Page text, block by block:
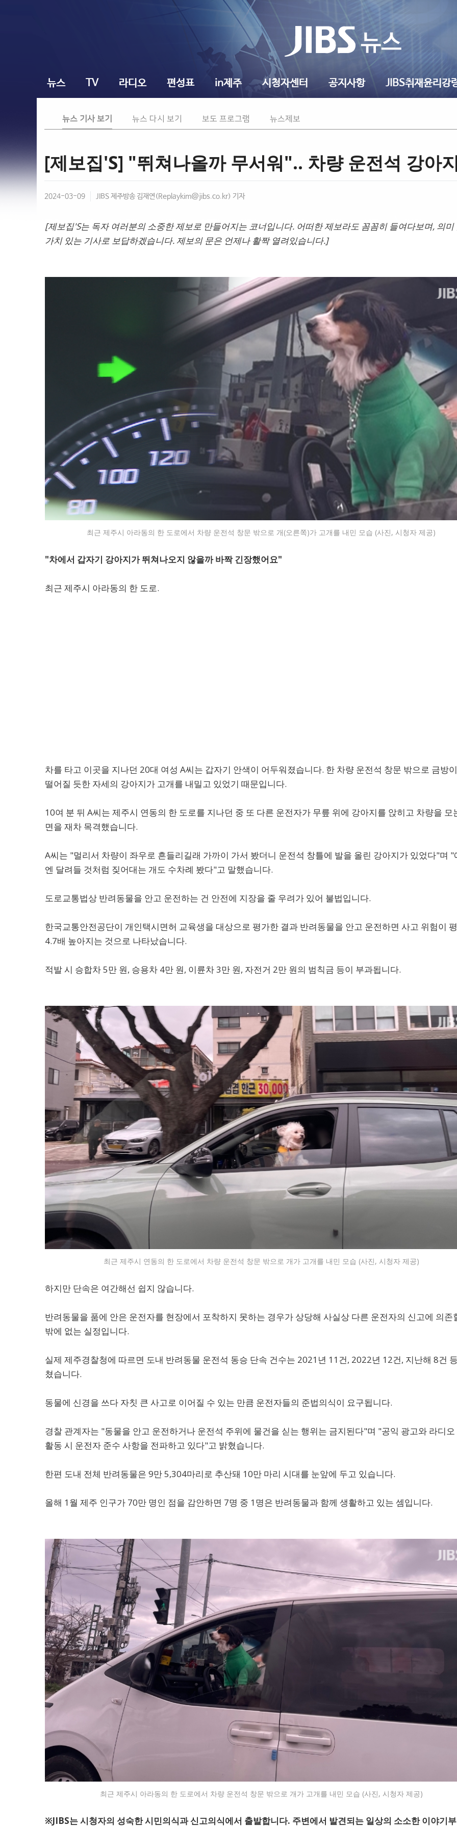
뉴스 TV 라디오 편성표 in제주 시청자센터 공지사항 JIBS취재윤리강
뉴스 기사 보기 뉴스 다시 보기 보도 프로그램 뉴스제보
[제보집'S] "뛰쳐나올까 무서워".. 차량 운전석 강아
2024-03-09 JIBS 제주방송 김재연(Replaykim@jibs.co.kr) 기자
[제보집'S는 독자 여러분의 소중한 제보로 만들어지는 코너입니다. 어떠한 제보라도 꼼꼼히 들여다보며, 의미
가치 있는 기사로 보답하겠습니다. 제보의 문은 언제나 활짝 열려있습니다.]
최근 제주시 아라동의 한 도로에서 차량 운전석 창문 밖으로 개(오른쪽)가 고개를 내민 모습 (사진, 시청자 제공)
"차에서 갑자기 강아지가 뛰쳐나오지 않을까 바짝 긴장했어요"
최근 제주시 아라동의 한 도로.
차를 타고 이곳을 지나던 20대 여성 A씨는 갑자기 안색이 어두워졌습니다. 한 차량 운전석 창문 밖으로 금방
떨어질 듯한 자세의 강아지가 고개를 내밀고 있었기 때문입니다.
10여 분 뒤 A씨는 제주시 연동의 한 도로를 지나던 중 또 다른 운전자가 무릎 위에 강아지를 앉히고 차량을 모
면을 재차 목격했습니다.
A씨는 "멀리서 차량이 좌우로 흔들리길래 가까이 가서 봤더니 운전석 창틀에 발을 올린 강아지가 있었다"며 "
엔 달려들 것처럼 짖어대는 개도 수차례 봤다"고 말했습니다.
도로교통법상 반려동물을 안고 운전하는 건 안전에 지장을 줄 우려가 있어 불법입니다.
한국교통안전공단이 개인택시면허 교육생을 대상으로 평가한 결과 반려동물을 안고 운전하면 사고 위험이
4.7배 높아지는 것으로 나타났습니다.
적발 시 승합차 5만 원, 승용차 4만 원, 이륜차 3만 원, 자전거 2만 원의 범칙금 등이 부과됩니다.
최근 제주시 연동의 한 도로에서 차량 운전석 창문 밖으로 개가 고개를 내민 모습 (사진, 시청자 제공)
하지만 단속은 여간해선 쉽지 않습니다.
반려동물을 품에 안은 운전자를 현장에서 포착하지 못하는 경우가 상당해 사실상 다른 운전자의 신고에 의존
밖에 없는 실정입니다.
실제 제주경찰청에 따르면 도내 반려동물 운전석 동승 단속 건수는 2021년 11건, 2022년 12건, 지난해 8건
쳤습니다.
동물에 신경을 쓰다 자칫 큰 사고로 이어질 수 있는 만큼 운전자들의 준법의식이 요구됩니다.
경찰 관계자는 "동물을 안고 운전하거나 운전석 주위에 물건을 싣는 행위는 금지된다"며 "공익 광고와 라디
활동 시 운전자 준수 사항을 전파하고 있다"고 밝혔습니다.
한편 도내 전체 반려동물은 9만 5,304마리로 추산돼 10만 마리 시대를 눈앞에 두고 있습니다.
올해 1월 제주 인구가 70만 명인 점을 감안하면 7명 중 1명은 반려동물과 함께 생활하고 있는 셈입니다.
최근 제주시 아라동의 한 도로에서 차량 운전석 창문 밖으로 개가 고개를 내민 모습 (사진, 시청자 제공)
※JIBS는 시청자의 성숙한 시민의식과 신고의식에서 출발합니다. 주변에서 발견되는 일상의 소소한 이야기